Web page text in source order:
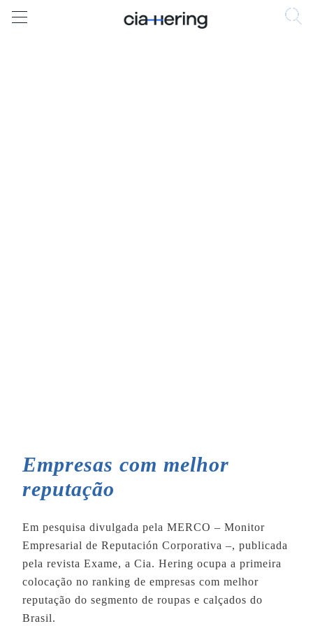
Empresas com melhor
reputação
Em pesquisa divulgada pela MERCO – Monitor
Empresarial de Reputación Corporativa –, publicada
pela revista Exame, a Cia. Hering ocupa a primeira
colocação no ranking de empresas com melhor
reputação do segmento de roupas e calçados do
Brasil.